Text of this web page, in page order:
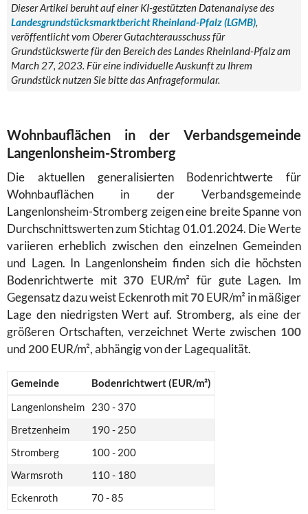
Dieser Artikel beruht auf einer KI-gestützten Datenanalyse des
Landesgrundstücksmarktbericht Rheinland-Pfalz (LGMB),
veröffentlicht vom Oberer Gutachterausschuss für
Grundstückswerte für den Bereich des Landes Rheinland-Pfalz am
March 27, 2023. Für eine individuelle Auskunft zu Ihrem
Grundstück nutzen Sie bitte das Anfrageformular.
Wohnbauflächen in der Verbandsgemeinde
Langenlonsheim-Stromberg
Die aktuellen generalisierten Bodenrichtwerte für
Wohnbauflächen in der Verbandsgemeinde
Langenlonsheim-Stromberg zeigen eine breite Spanne von
Durchschnittswerten zum Stichtag 01.01.2024. Die Werte
variieren erheblich zwischen den einzelnen Gemeinden
und Lagen. In Langenlonsheim finden sich die höchsten
Bodenrichtwerte mit 370 EUR/m² für gute Lagen. Im
Gegensatz dazu weist Eckenroth mit70EUR/m² in mäßiger
Lage den niedrigsten Wert auf. Stromberg, als eine der
größeren Ortschaften, verzeichnet Werte zwischen 100
und 200EUR/m², abhängig von der Lagequalität.
Gemeinde
Bodenrichtwert (EUR/m²)
Langenlonsheim
230 - 370
Bretzenheim
190 - 250
Stromberg
100 - 200
Warmsroth
110 - 180
Eckenroth
70 - 85